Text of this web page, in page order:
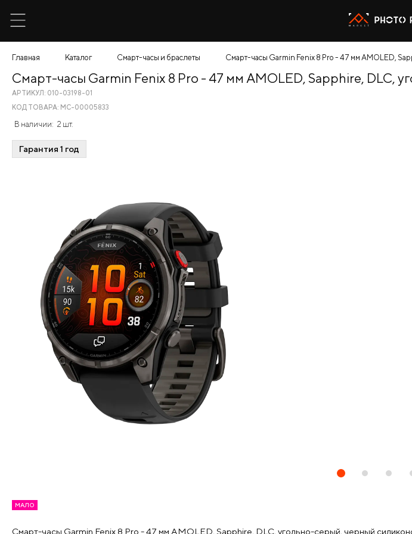
Главная Каталог Смарт-часы и браслеты Смарт-часы Garmin Fenix 8 Pro - 47 мм AMOLED,
МАЛО
Смарт-часы Garmin Fenix 8 Pro - 47 мм AMOLED, Sapphire, DLC, угольно-серый, черный
Смарт-часы Garmin Fenix 8 Pro - 47 мм AMOLED, Sapphire, DLC,
АРТИКУЛ: 010-03198-01
КОД ТОВАРА: МС-00005833
В наличии: 2 шт.
Гарантия 1 год